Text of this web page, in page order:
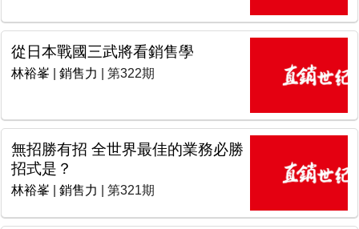
從日本戰國三武將看銷售學
林裕峯 銷售力 | 第322期
無招勝有招 全世界最佳的業務必勝
招式是？
林裕峯 銷售力 | 第321期